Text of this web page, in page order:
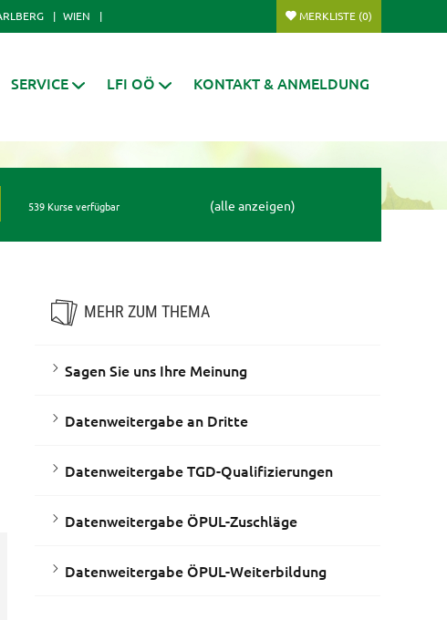
WIEN MERKLISTE (0)
SERVICE LFI OÖ KONTAKT & ANMELDUNG
539 Kurse verfügbar (alle anzeigen)
MEHR ZUM THEMA
Sagen Sie uns Ihre Meinung
Datenweitergabe an Dritte
Datenweitergabe TGD-Qualifizierungen
Datenweitergabe ÖPUL-Zuschläge
Datenweitergabe ÖPUL-Weiterbildung